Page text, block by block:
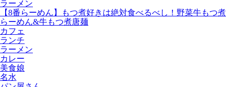
ラーメン
【8番らーめん】もつ煮好きは絶対食べるべし！野菜牛もつ煮
らーめん&牛もつ煮唐麺
カフェ
ランチ
ラーメン
カレー
美食娘
名水